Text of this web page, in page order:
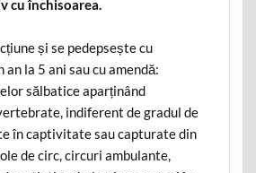
cu închisoarea.
și se pedepsește cu
an la 5 ani sau cu amendă:
sălbatice aparținând
indiferent de gradul de
în captivitate sau capturate din
de circ, circuri ambulante,